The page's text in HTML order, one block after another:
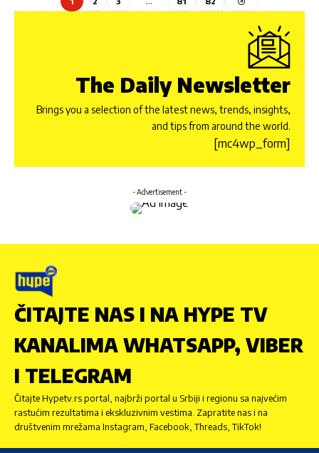
The Daily Newsletter
Brings you a selection of the latest news, trends, insights,
and tips from around the world.
[mc4wp_form]
- Advertisement -
ČITAJTE NAS I NA HYPE TV
KANALIMA WHATSAPP, VIBER
I TELEGRAM
Čitajte Hypetv.rs portal, najbrži portal u Srbiji i regionu sa najvećim
rastućim rezultatima i ekskluzivnim vestima. Zapratite nas i na
društvenim mrežama Instagram, Facebook, Threads, TikTok!